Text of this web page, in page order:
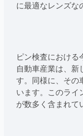
に最適なレンズな
ピン検査における
自動車産業は、新
す。同様に、その
います。このライ
が数多く含まれて